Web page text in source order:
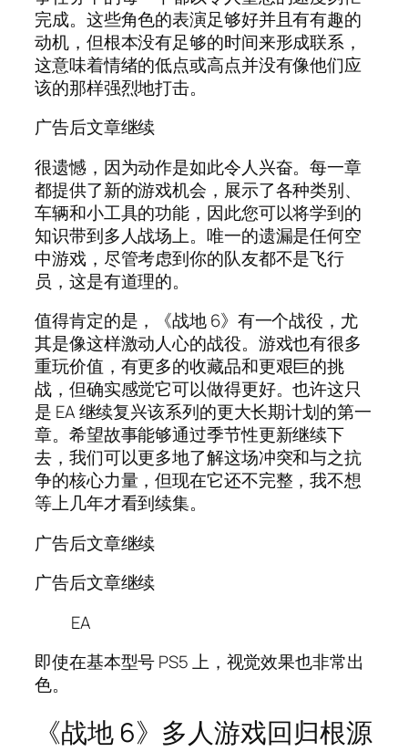
完成。这些角色的表演足够好并且有有趣的
动机，但根本没有足够的时间来形成联系，
这意味着情绪的低点或高点并没有像他们应
该的那样强烈地打击。
广告后文章继续
很遗憾，因为动作是如此令人兴奋。每一章
都提供了新的游戏机会，展示了各种类别、
车辆和小工具的功能，因此您可以将学到的
知识带到多人战场上。唯一的遗漏是任何空
中游戏，尽管考虑到你的队友都不是飞行
员，这是有道理的。
值得肯定的是，《战地 6》有一个战役，尤
其是像这样激动人心的战役。游戏也有很多
重玩价值，有更多的收藏品和更艰巨的挑
战，但确实感觉它可以做得更好。也许这只
是 EA 继续复兴该系列的更大长期计划的第一
章。希望故事能够通过季节性更新继续下
去，我们可以更多地了解这场冲突和与之抗
争的核心力量，但现在它还不完整，我不想
等上几年才看到续集。
广告后文章继续
广告后文章继续
EA
即使在基本型号 PS5 上，视觉效果也非常出
色。
《战地 6》多人游戏回归根源